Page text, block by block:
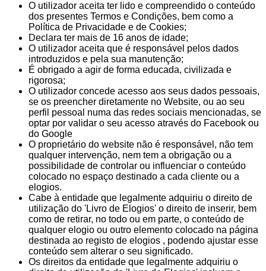
O utilizador aceita ter lido e compreendido o conteúdo
dos presentes Termos e Condições, bem como a
Política de Privacidade e de Cookies;
Declara ter mais de 16 anos de idade;
O utilizador aceita que é responsável pelos dados
introduzidos e pela sua manutenção;
É obrigado a agir de forma educada, civilizada e
rigorosa;
O utilizador concede acesso aos seus dados pessoais,
se os preencher diretamente no Website, ou ao seu
perfil pessoal numa das redes sociais mencionadas, se
optar por validar o seu acesso através do Facebook ou
do Google
O proprietário do website não é responsável, não tem
qualquer intervenção, nem tem a obrigação ou a
possibilidade de controlar ou influenciar o conteúdo
colocado no espaço destinado a cada cliente ou a
elogios.
Cabe à entidade que legalmente adquiriu o direito de
utilização do 'Livro de Elogios' o direito de inserir, bem
como de retirar, no todo ou em parte, o conteúdo de
qualquer elogio ou outro elemento colocado na página
destinada ao registo de elogios , podendo ajustar esse
conteúdo sem alterar o seu significado.
Os direitos da entidade que legalmente adquiriu o